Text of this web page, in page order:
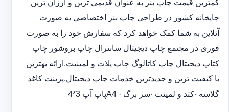
کمترین قیمت چاپ بنر به عنوان قدیمی ترین و ارزان ترین
چاپخانه کشور در طراحی چاپ بنر اختصاصی به صورت
آنلاین به شما کمک خواهد کرد که سفارش خود را به صورت
فوری در مجتمع چاپ دیجیتال سانترال چاپ بروشور چاپ
کتاب دیجیتال چاپ کاتالوگ چاپ پلات و لمینیت.ارائه بهترین
با کیفیت ترین و جدیدترین خدمات چاپ دیجیتال.پرینت کاغذ
گلاسه ·‎کتد و لمینت ·‎سر برگ A4 ·‎پاپ آپ 3*4